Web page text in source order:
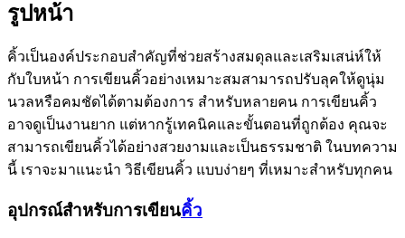
รูปหน้า
คิ้วเป็นองค์ประกอบสำคัญที่ช่วยสร้างสมดุลและเสริมเสน่ห์ให้
กับใบหน้า การเขียนคิ้วอย่างเหมาะสมสามารถปรับลุคให้ดูนุ่ม
นวลหรือคมชัดได้ตามต้องการ สำหรับหลายคน การเขียนคิ้ว
อาจดูเป็นงานยาก แต่หากรู้เทคนิคและขั้นตอนที่ถูกต้อง คุณจะ
สามารถเขียนคิ้วได้อย่างสวยงามและเป็นธรรมชาติ ในบทความ
นี้ เราจะมาแนะนำ วิธีเขียนคิ้ว แบบง่ายๆ ที่เหมาะสำหรับทุกคน
อุปกรณ์สำหรับการเขียนคิ้ว